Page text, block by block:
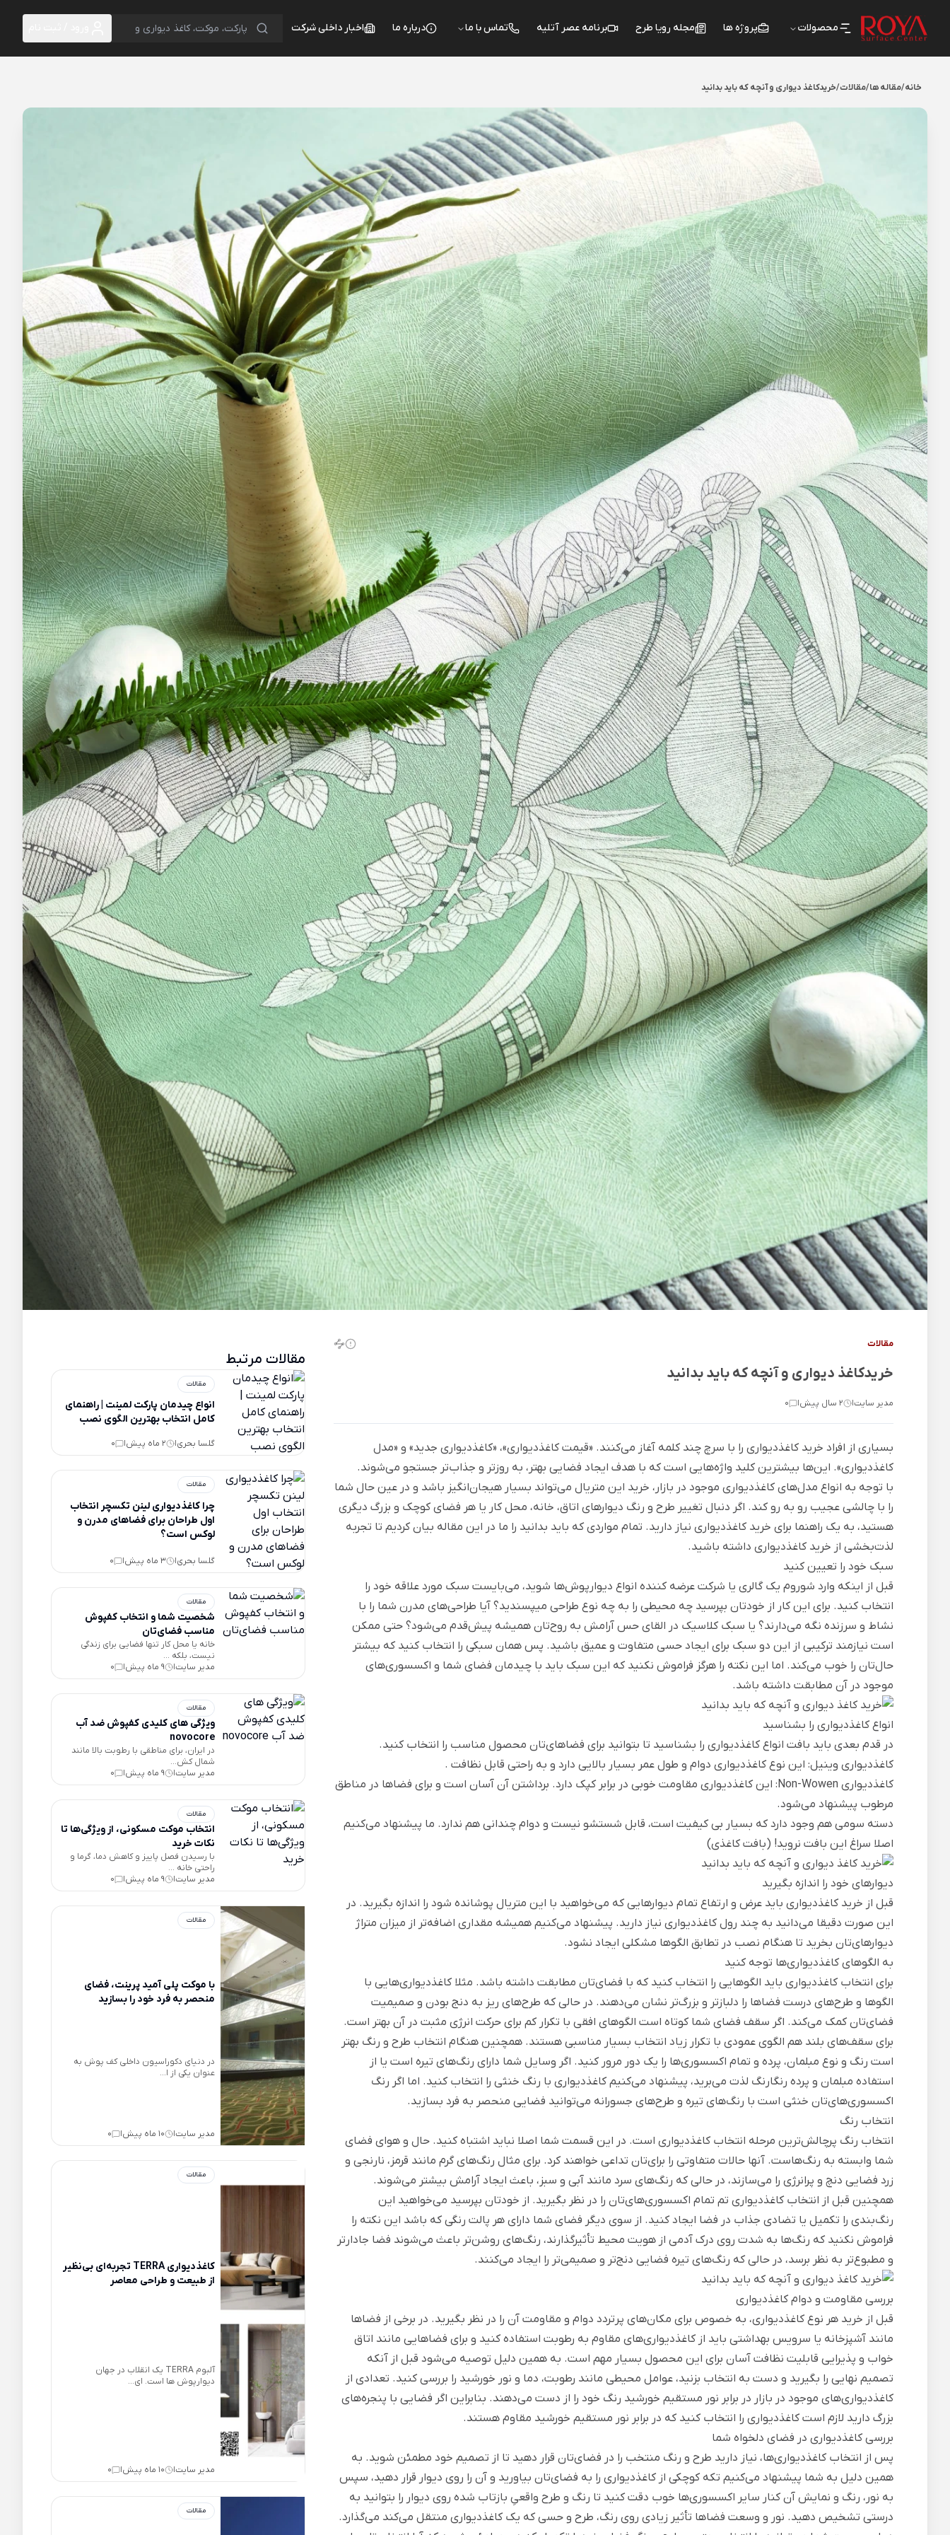
محصولات پروژه ها مجله رویا طرح برنامه عصر آتلیه تماس با ما درباره ما اخبار داخلی شرکت
خانه/مقاله ها/مقالات/خریدکاغذ دیواری و آنچه که باید بدانید
مقالات
خریدکاغذ دیواری و آنچه که باید بدانید
مدیر سایت| 2 سال پیش |
0
بسیاری از افراد خرید کاغذدیواری را با سرچ چند کلمه آغاز می‌کنند. «قیمت کاغذدیواری»، «کاغذدیواری جدید» و «مدل
کاغذدیواری». این‌ها بیشترین کلید واژه‌هایی است که با هدف ایجاد فضایی بهتر، به روزتر و جذاب‌تر جستجو می‌شوند.
با توجه به انواع مدل‌های کاغذدیواری موجود در بازار، خرید این متریال می‌تواند بسیار هیجان‌انگیز باشد و در عین حال شما
را با چالشی عجیب رو به رو کند. اگر دنبال تغییر طرح و رنگ دیوارهای اتاق، خانه، محل کار یا هر فضای کوچک و بزرگ دیگری
هستید، به یک راهنما برای خرید کاغذدیواری نیاز دارید. تمام مواردی که باید بدانید را ما در این مقاله بیان کردیم تا تجربه
لذت‌بخشی از خرید کاغذدیواری داشته باشید.
سبک خود را تعیین کنید
قبل از اینکه وارد شوروم یک گالری یا شرکت عرضه کننده انواع دیوارپوش‌ها شوید، می‌بایست سبک مورد علاقه خود را
انتخاب کنید. برای این کار از خودتان بپرسید چه محیطی را به چه نوع طراحی میپسندید؟ آیا طراحی‌های مدرن شما را با
نشاط و سرزنده نگه می‌دارند؟ یا سبک کلاسیک در القای حس آرامش به روح‌تان همیشه پیش‌قدم می‌شود؟ حتی ممکن
است نیازمند ترکیبی از این دو سبک برای ایجاد حسی متفاوت و عمیق باشید. پس همان سبکی را انتخاب کنید که بیشتر
حال‌تان را خوب می‌کند. اما این نکته را هرگز فراموش نکنید که این سبک باید با چیدمان فضای شما و اکسسوری‌های
موجود در آن مطابقت داشته باشد.
انواع کاغذدیواری را بشناسید
در قدم بعدی باید بافت انواع کاغذدیواری را بشناسید تا بتوانید برای فضاهای‌تان محصول مناسب را انتخاب کنید.
کاغذدیواری وینیل: این نوع کاغذدیواری دوام و طول عمر بسیار بالایی دارد و به راحتی قابل نظافت .
کاغذدیواری Non-Wowen: این کاغذدیواری مقاومت خوبی در برابر کپک دارد. برداشتن آن آسان است و برای فضاها در مناطق
مرطوب پیشنهاد می‌شود.
دسته سومی هم وجود دارد که بسیار بی کیفیت است، قابل شستشو نیست و دوام چندانی هم ندارد. ما پیشنهاد می‌کنیم
اصلا سراغ این بافت نروید! (بافت کاغذی)
دیوارهای خود را اندازه بگیرید
قبل از خرید کاغذدیواری باید عرض و ارتفاع تمام دیوارهایی که می‌خواهید با این متریال پوشانده شود را اندازه بگیرید. در
این صورت دقیقا می‌دانید به چند رول کاغذدیواری نیاز دارید. پیشنهاد می‌کنیم همیشه مقداری اضافه‌تر از میزان متراژ
دیوارهای‌تان بخرید تا هنگام نصب در تطابق الگوها مشکلی ایجاد نشود.
به الگوهای کاغذدیواری‌ها توجه کنید
برای انتخاب کاغذدیواری باید الگوهایی را انتخاب کنید که با فضای‌تان مطابقت داشته باشد. مثلا کاغذدیواری‌هایی با
الگوها و طرح‌های درست فضاها را دلبازتر و بزرگ‌تر نشان می‌دهند. در حالی که طرح‌های ریز به دنج بودن و صمیمیت
فضای‌تان کمک می‌کند. اگر سقف فضای شما کوتاه است الگوهای افقی با تکرار کم برای حرکت انرژی مثبت در آن بهتر است.
برای سقف‌های بلند هم الگوی عمودی با تکرار زیاد انتخاب بسیار مناسبی هستند. همچنین هنگام انتخاب طرح و رنگ بهتر
است رنگ و نوع مبلمان، پرده و تمام اکسسوری‌ها را یک دور مرور کنید. اگر وسایل شما دارای رنگ‌های تیره است یا از
استفاده مبلمان و پرده رنگارنگ لذت می‌برید، پیشنهاد می‌کنیم کاغذدیواری با رنگ خنثی را انتخاب کنید. اما اگر رنگ
اکسسوری‌های‌تان خنثی است با رنگ‌های تیره و طرح‌های جسورانه می‌توانید فضایی منحصر به فرد بسازید.
انتخاب رنگ
انتخاب رنگ پرچالش‌ترین مرحله انتخاب کاغذدیواری است. در این قسمت شما اصلا نباید اشتباه کنید. حال و هوای فضای
شما وابسته به رنگ‌هاست. آنها حالات متفاوتی را برای‌تان تداعی خواهند کرد. برای مثال رنگ‌های گرم مانند قرمز، نارنجی و
زرد فضایی دنچ و پرانرژی را می‌سازند، در حالی که رنگ‌های سرد مانند آبی و سبز، باعث ایجاد آرامش بیشتر می‌شوند.
همچنین قبل از انتخاب کاغذدیواری تم تمام اکسسوری‌های‌تان را در نظر بگیرید. از خودتان بپرسید می‌خواهید این
رنگ‌بندی را تکمیل یا تضادی جذاب در فضا ایجاد کنید. از سوی دیگر فضای شما دارای هر پالت رنگی که باشد این نکته را
فراموش نکنید که رنگ‌ها به شدت روی درک آدمی از هویت محیط تأثیرگذارند، رنگ‌های روشن‌تر باعث می‌شوند فضا جادارتر
و مطبوع‌تر به نظر برسد، در حالی که رنگ‌های تیره فضایی دنج‌تر و صمیمی‌تر را ایجاد می‌کنند.
بررسی مقاومت و دوام کاغذدیواری
قبل از خرید هر نوع کاغذدیواری، به خصوص برای مکان‌های پرتردد دوام و مقاومت آن را در نظر بگیرید. در برخی از فضاها
مانند آشپزخانه یا سرویس بهداشتی باید از کاغذدیواری‌های مقاوم به رطوبت استفاده کنید و برای فضاهایی مانند اتاق
خواب و پذیرایی قابلیت نظافت آسان برای این محصول بسیار مهم است. به همین دلیل توصیه می‌شود قبل از آنکه
تصمیم نهایی را بگیرید و دست به انتخاب بزنید، عوامل محیطی مانند رطوبت، دما و نور خورشید را بررسی کنید. تعدادی از
کاغذدیواری‌های موجود در بازار در برابر نور مستقیم خورشید رنگ خود را از دست می‌دهند. بنابراین اگر فضایی با پنجره‌های
بزرگ دارید لازم است کاغذدیواری را انتخاب کنید که در برابر نور مستقیم خورشید مقاوم هستند.
بررسی کاغذدیواری در فضای دلخواه شما
پس از انتخاب کاغذدیواری‌ها، نیاز دارید طرح و رنگ منتخب را در فضای‌تان قرار دهید تا از تصمیم خود مطمئن شوید. به
همین دلیل به شما پیشنهاد می‌کنیم تکه کوچکی از کاغذدیواری را به فضای‌تان بیاورید و آن را روی دیوار قرار دهید، سپس
به نور، رنگ و نمایش آن کنار سایر اکسسوری‌ها خوب دقت کنید تا رنگ‌ و طرح واقعیِ بازتاب شده روی دیوار را بتوانید به
درستی تشخیص دهید. نور و وسعت فضاها تأثیر زیادی روی رنگ، طرح و حسی که یک کاغذدیواری منتقل می‌کند می‌گذارد.
مقالات مرتبط
مقالات
انواع چیدمان پارکت لمینت | راهنمای
کامل انتخاب بهترین الگوی نصب
گلسا بحری| 2 ماه پیش |
0
مقالات
چرا کاغذدیواری لینن تکسچر انتخاب
اول طراحان برای فضاهای مدرن و
لوکس است؟
گلسا بحری| 3 ماه پیش |
0
مقالات
شخصیت شما و انتخاب کفپوش
مناسب فضای‌تان
خانه یا محل کار تنها فضایی برای زندگی
نیست، بلکه ...
مدیر سایت| 9 ماه پیش |
0
مقالات
ویژگی های کلیدی کفپوش ضد آب
novocore
در ایران، برای مناطقی با رطوبت بالا مانند
شمال کش...
مدیر سایت| 9 ماه پیش |
0
مقالات
انتخاب موکت مسکونی، از ویژگی‌ها تا
نکات خرید
با رسیدن فصل پاییز و کاهش دما، گرما و
راحتی خانه ...
مدیر سایت| 9 ماه پیش |
0
مقالات
با موکت پلی آمید‌‌‌‌ پرینت، فضای
منحصر به فرد خود را بسازید
در دنیای دکوراسیون داخلی کف پوش به
عنوان یکی از ا...
مدیر سایت| 10 ماه پیش |
0
مقالات
کاغذدیواری TERRA تجربه‌ای بی‌نظیر
از طبیعت و طراحی معاصر
آلبوم TERRA یک انقلاب در جهان
دیوارپوش ها است. ای...
مدیر سایت| 10 ماه پیش |
0
مقالات